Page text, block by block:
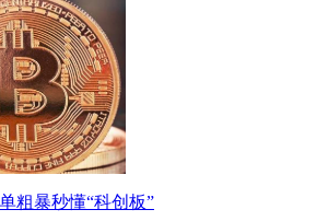
粗暴秒懂“科创板”